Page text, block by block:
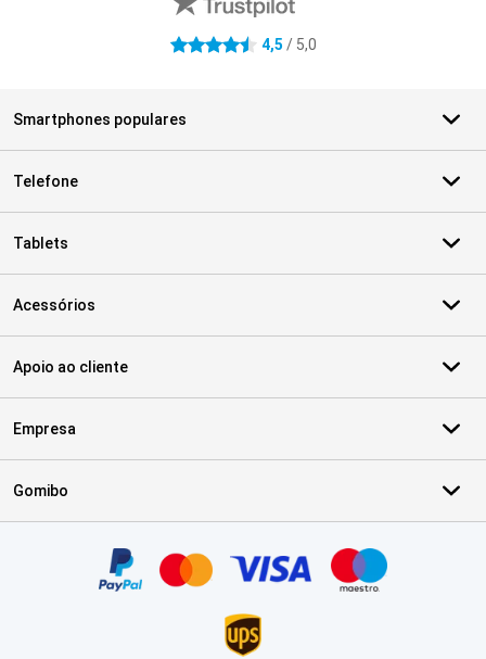
4.5 estrelas 4,5 / 5,0
Smartphones populares
Telefone
Tablets
Acessórios
Apoio ao cliente
Empresa
Gomibo